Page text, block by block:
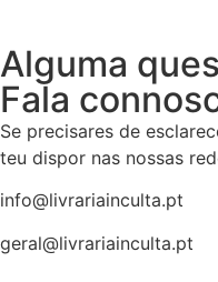
Alguma
Fala
Se precisares de
teu dispor nas nossas
info@livrariainculta.pt
geral@livrariainculta.pt